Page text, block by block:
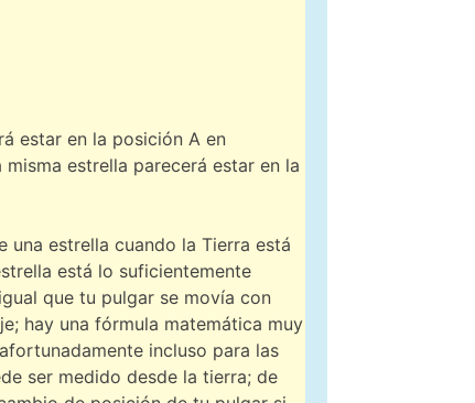
estar en la posición A en
estrella parecerá estar en la
una estrella cuando la Tierra está
está lo suficientemente
que tu pulgar se movía con
hay una fórmula matemática muy
incluso para las
ser medido desde la tierra; de